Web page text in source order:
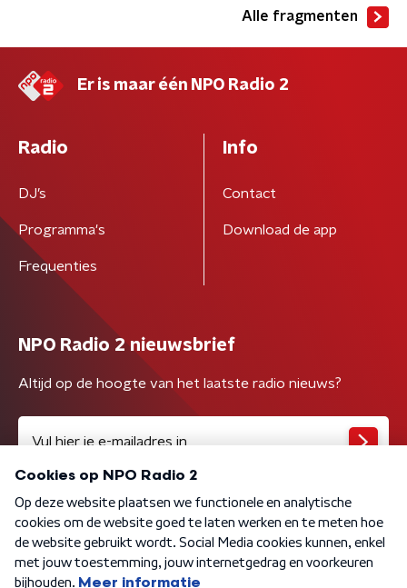
Alle fragmenten
Er is maar één NPO Radio 2
Radio
DJ’s
Programma's
Frequenties
Info
Contact
Download de app
NPO Radio 2 nieuwsbrief
Altijd op de hoogte van het laatste radio nieuws?
Algemene voorwaarden